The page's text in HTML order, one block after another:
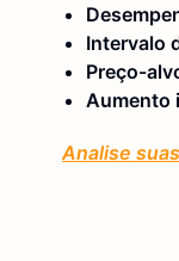
Intervalo
Preço-
Aumento
Analise